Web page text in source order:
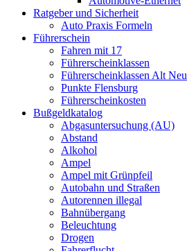
Ratgeber und Sicherheit
Auto Praxis Formeln
Führerschein
Fahren mit 17
Führerscheinklassen
Führerscheinklassen Alt Neu
Punkte Flensburg
Führerscheinkosten
Bußgeldkatalog
Abgasuntersuchung (AU)
Abstand
Alkohol
Ampel
Ampel mit Grünpfeil
Autobahn und Straßen
Autorennen illegal
Bahnübergang
Beleuchtung
Drogen